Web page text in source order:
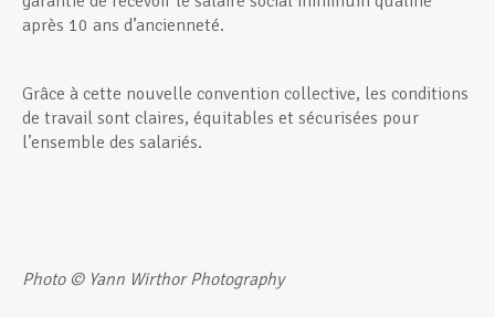
après 10 ans d’ancienneté.
Grâce à cette nouvelle convention collective, les conditions
de travail sont claires, équitables et sécurisées pour
l’ensemble des salariés.
Photo © Yann Wirthor Photography